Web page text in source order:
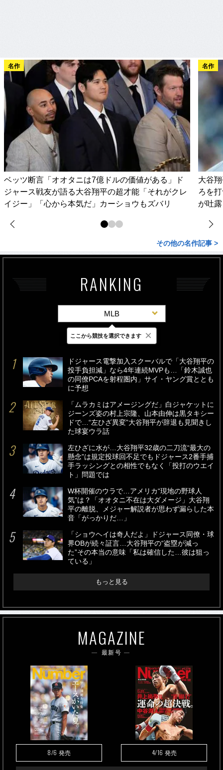
名作
ベッツ断言「オオタニは7億ドルの価値がある」ド
ジャース戦友が語る大谷翔平の超才能「それがクレ
イジー」「心から本気だ」カーショウもズバリ
名作
大谷
ろを
が吐
その他の名作記事 >
RANKING
MLB
最新 24時間 週間
ドジャース電撃加入スクーバルで「大谷翔平の
投手負担減」なら4年連続MVPも…「鈴木誠也
の同僚PCAを射程圏内」サイ・ヤング賞ととも
に予想
「ムラカミはアメージングだ」白ジャケットに
ジーンズ姿の村上宗隆、山本由伸は黒タキシー
ドで…“左ひざ異変”大谷翔平が辞退も見聞きし
た球宴ウラ話
左ひざに水が…大谷翔平32歳の二刀流“最大の
懸念”は規定投球回不足でもドジャース2番手捕
手ラッシングとの相性でもなく「投打のウエイ
ト」問題では
W杯開催のウラで…アメリカ“現地の野球人
気”は？「オオタニ不在は大ダメージ」大谷翔
平の離脱、メジャー解説者が思わず漏らした本
音「がっかりだ…」
「ショウヘイは奇人だよ」ドジャース同僚・球
界OBが続々証言…大谷翔平の“盗塁が減っ
た”その本当の意味「私は確信した…彼は狙っ
ている」
もっと見る
MAGAZINE
最新号
8/6 発売 4/16 発売
ここから競技を選択できます ×